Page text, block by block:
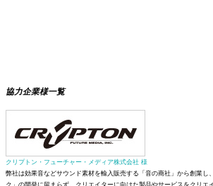
協力企業様一覧
クリプトン・フューチャー・メディア株式会社 様
弊社は効果音などサウンド素材を輸入販売する「音の商社」から創業し